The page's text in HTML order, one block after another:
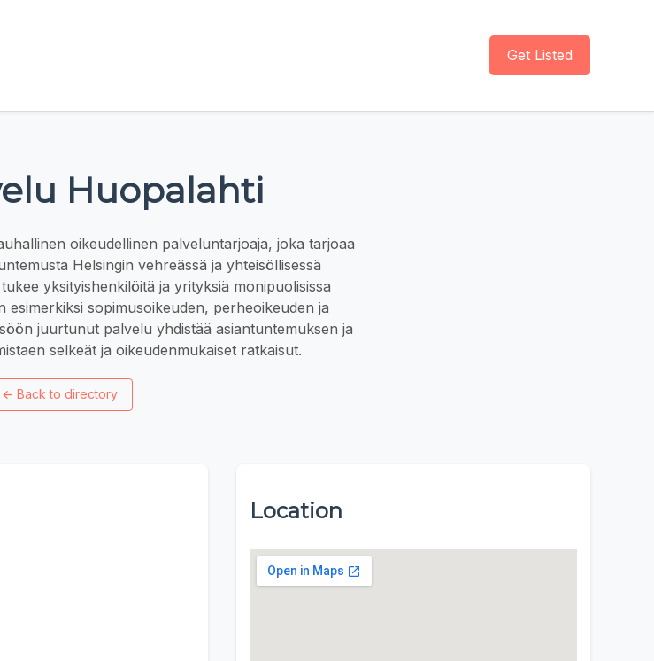
Get Listed
Huopalahti
oikeudellinen palveluntarjoaja, joka tarjoaa
Helsingin vehreässä ja yhteisöllisessä
yksityishenkilöitä ja yrityksiä monipuolisissa
esimerkiksi sopimusoikeuden, perheoikeuden ja
juurtunut palvelu yhdistää asiantuntemuksen ja
selkeät ja oikeudenmukaiset ratkaisut.
← Back to directory
Location